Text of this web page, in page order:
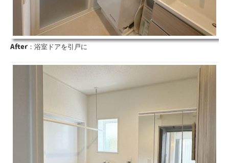
After ：浴室ドアを引戸に